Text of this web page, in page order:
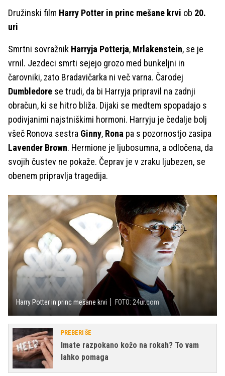
Družinski film Harry Potter in princ mešane krvi ob 20.
uri
Smrtni sovražnik Harryja Potterja, Mrlakenstein, se je
vrnil. Jezdeci smrti sejejo grozo med bunkeljni in
čarovniki, zato Bradavičarka ni več varna. Čarodej
Dumbledore se trudi, da bi Harryja pripravil na zadnji
obračun, ki se hitro bliža. Dijaki se medtem spopadajo s
podivjanimi najstniškimi hormoni. Harryju je čedalje bolj
všeč Ronova sestra Ginny, Rona pa s pozornostjo zasipa
Lavender Brown. Hermione je ljubosumna, a odločena, da
svojih čustev ne pokaže. Čeprav je v zraku ljubezen, se
obenem pripravlja tragedija.
Harry Potter in princ mešane krvi FOTO: 24ur.com
PREBERI ŠE
Imate razpokano kožo na rokah? To vam
lahko pomaga